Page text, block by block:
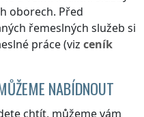
oborech. Před
řemeslných služeb si
práce (viz ceník
NABÍDNOUT
chtít, můžeme vám